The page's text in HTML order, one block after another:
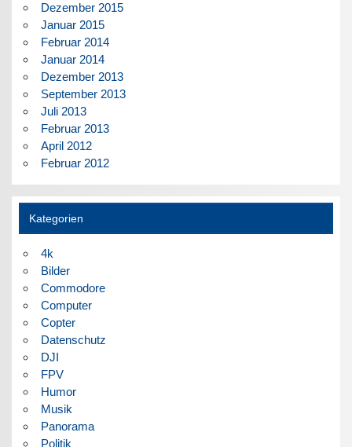
Dezember 2015
Januar 2015
Februar 2014
Januar 2014
Dezember 2013
September 2013
Juli 2013
Februar 2013
April 2012
Februar 2012
Kategorien
4k
Bilder
Commodore
Computer
Copter
Datenschutz
DJI
FPV
Humor
Musik
Panorama
Politik